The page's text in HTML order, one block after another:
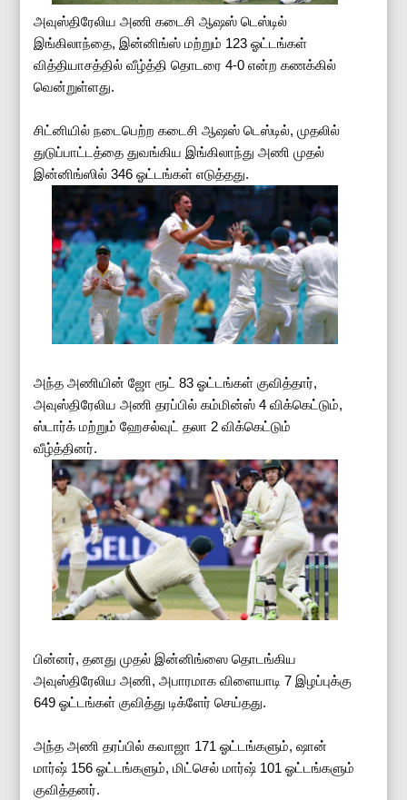
அவுஸ்திரேலிய அணி கடைசி ஆஷஸ் டெஸ்டில்
இங்கிலாந்தை, இன்னிங்ஸ் மற்றும் 123 ஓட்டங்கள்
வித்தியாசத்தில் வீழ்த்தி தொடரை 4-0 என்ற கணக்கில்
வென்றுள்ளது.
சிட்னியில் நடைபெற்ற கடைசி ஆஷஸ் டெஸ்டில், முதலில்
துடுப்பாட்டத்தை துவங்கிய இங்கிலாந்து அணி முதல்
இன்னிங்ஸில் 346 ஓட்டங்கள் எடுத்தது.
அந்த அணியின் ஜோ ரூட் 83 ஓட்டங்கள் குவித்தார்,
அவுஸ்திரேலிய அணி தரப்பில் கம்மின்ஸ் 4 விக்கெட்டும்,
ஸ்டார்க் மற்றும் ஹேசல்வுட் தலா 2 விக்கெட்டும்
வீழ்த்தினர்.
பின்னர், தனது முதல் இன்னிங்ஸை தொடங்கிய
அவுஸ்திரேலிய அணி, அபாரமாக விளையாடி 7 இழப்புக்கு
649 ஓட்டங்கள் குவித்து டிக்ளேர் செய்தது.
அந்த அணி தரப்பில் கவாஜா 171 ஓட்டங்களும், ஷான்
மார்ஷ் 156 ஓட்டங்களும், மிட்செல் மார்ஷ் 101 ஓட்டங்களும்
குவித்தனர்.